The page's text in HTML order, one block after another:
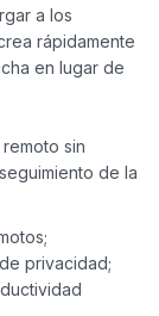
a los
rápidamente
en lugar de
sin
de la
privacidad;